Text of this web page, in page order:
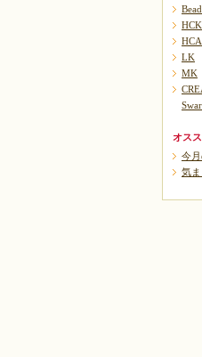
HCK
HCA
LK
MK
オス
今
気